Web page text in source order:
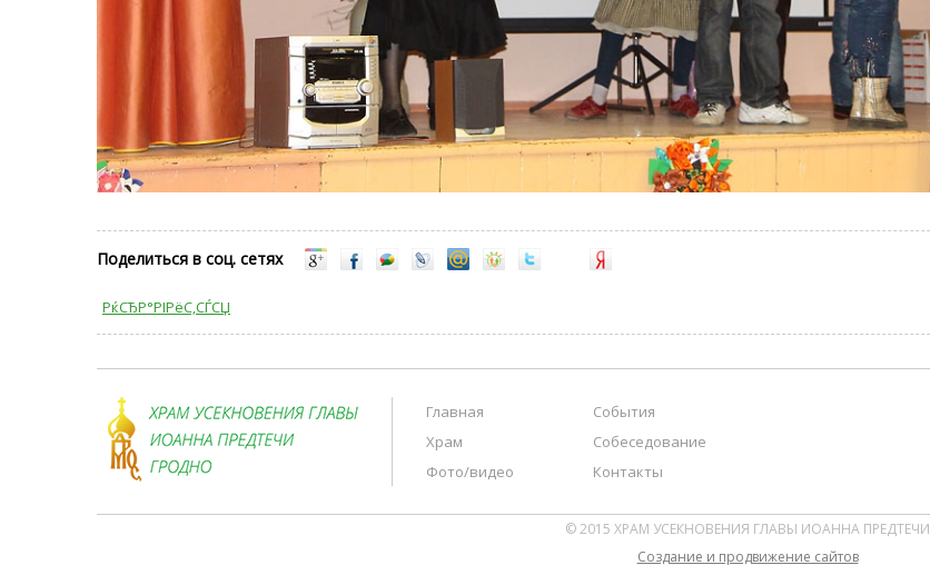
Поделиться в соц. сетях
РќСЂР°РІРёС‚СЃСЏ
Главная
События
Храм
Собеседование
Фото/видео
Контакты
© 2015 ХРАМ УСЕКНОВЕНИЯ ГЛАВЫ ИОАННА ПРЕДТЕЧИ
Cоздание и продвижение сайтов